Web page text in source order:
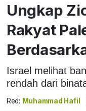
Ungkap
Rakyat
Israel melihat
rendah dari
Red: Muhammad Hafil